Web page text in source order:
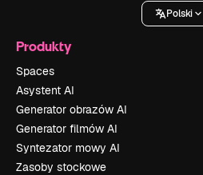
Polski
Produkty
Spaces
Asystent AI
Generator obrazów AI
Generator filmów AI
Syntezator mowy AI
Zasoby stockowe